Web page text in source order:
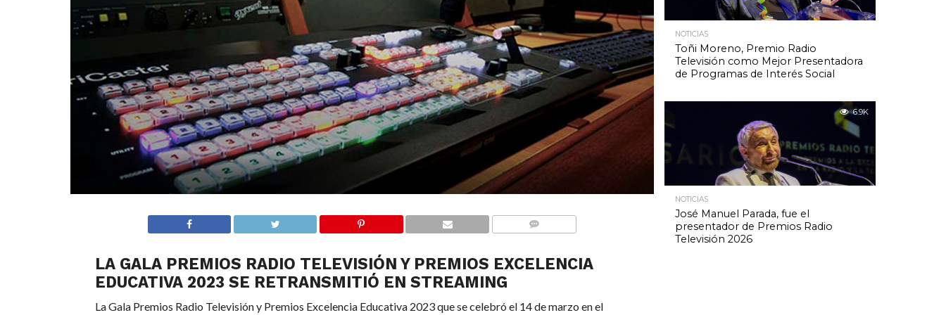
LA GALA PREMIOS RADIO TELEVISIÓN Y PREMIOS EXCELENCIA
EDUCATIVA 2023 SE RETRANSMITIÓ EN STREAMING
La Gala Premios Radio Televisión y Premios Excelencia Educativa 2023 que se celebró el 14 de marzo en el
NOTICIAS
Toñi Moreno, Premio Radio
Televisión como Mejor Presentadora
de Programas de Interés Social
6.9K
NOTICIAS
José Manuel Parada, fue el
presentador de Premios Radio
Televisión 2026